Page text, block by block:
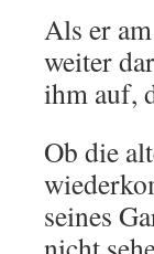
Als er
weiter
ihm auf,
Ob die
seines